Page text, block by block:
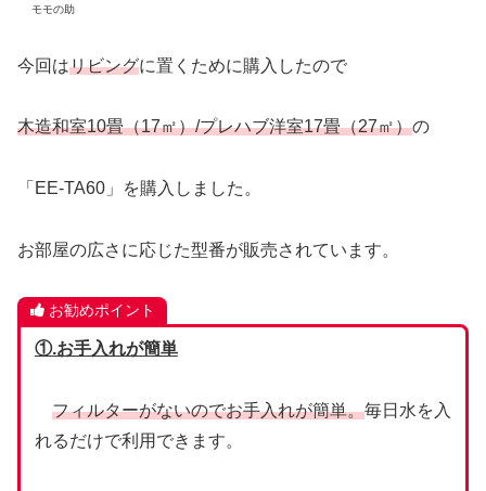
モモの助
今回はリビングに置くために購入したので
木造和室10畳（17㎡）/プレハブ洋室17畳（27㎡）の
「EE-TA60」を購入しました。
お部屋の広さに応じた型番が販売されています。
お勧めポイント
①.お手入れが簡単
フィルターがないのでお手入れが簡単。毎日水を入
れるだけで利用できます。